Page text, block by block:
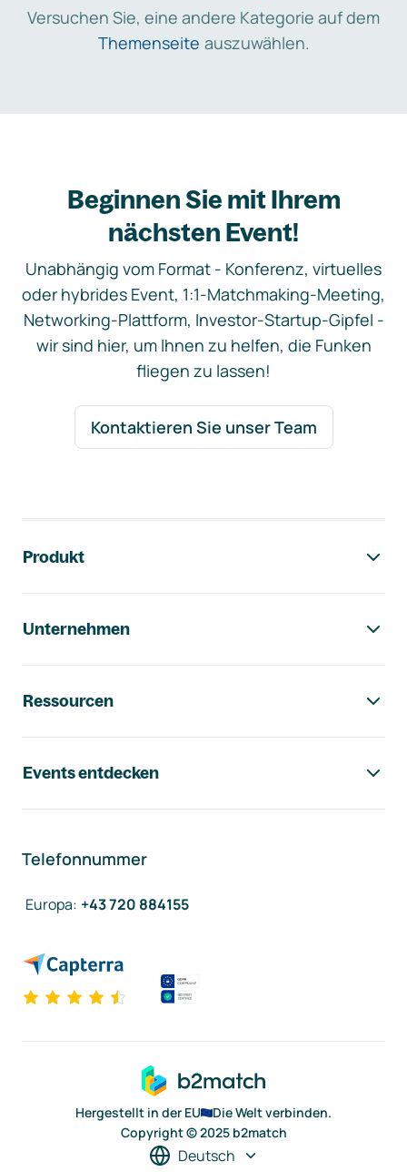
Versuchen Sie, eine andere Kategorie auf dem
Themenseite auszuwählen.
Beginnen Sie mit Ihrem
nächsten Event!
Unabhängig vom Format - Konferenz, virtuelles
oder hybrides Event, 1:1-Matchmaking-Meeting,
Networking-Plattform, Investor-Startup-Gipfel -
wir sind hier, um Ihnen zu helfen, die Funken
fliegen zu lassen!
Kontaktieren Sie unser Team
Produkt
Unternehmen
Ressourcen
Events entdecken
Telefonnummer
Europa: +43 720 884155
Hergestellt in der EU
Die Welt verbinden.
Copyright © 2025 b2match
Deutsch